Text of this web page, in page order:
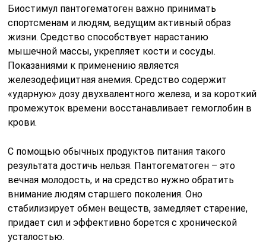
Биостимул пантогематоген важно принимать
спортсменам и людям, ведущим активный образ
жизни. Средство способствует нарастанию
мышечной массы, укрепляет кости и сосуды.
Показаниями к применению является
железодефицитная анемия. Средство содержит
«ударную» дозу двухвалентного железа, и за короткий
промежуток времени восстанавливает гемоглобин в
крови.
С помощью обычных продуктов питания такого
результата достичь нельзя. Пантогематоген – это
вечная молодость, и на средство нужно обратить
внимание людям старшего поколения. Оно
стабилизирует обмен веществ, замедляет старение,
придает сил и эффективно борется с хронической
усталостью.